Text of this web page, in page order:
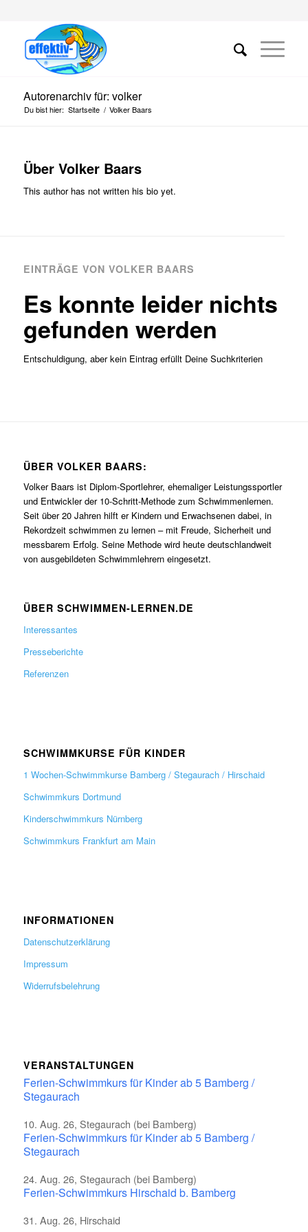
Autorenarchiv für: volker
Du bist hier: Startseite / Volker Baars
Über Volker Baars
This author has not written his bio yet.
EINTRÄGE VON VOLKER BAARS
Es konnte leider nichts
gefunden werden
Entschuldigung, aber kein Eintrag erfüllt Deine Suchkriterien
ÜBER VOLKER BAARS:
Volker Baars ist Diplom-Sportlehrer, ehemaliger Leistungssportler
und Entwickler der 10-Schritt-Methode zum Schwimmenlernen.
Seit über 20 Jahren hilft er Kindern und Erwachsenen dabei, in
Rekordzeit schwimmen zu lernen – mit Freude, Sicherheit und
messbarem Erfolg. Seine Methode wird heute deutschlandweit
von ausgebildeten Schwimmlehrern eingesetzt.
ÜBER SCHWIMMEN-LERNEN.DE
Interessantes
Presseberichte
Referenzen
SCHWIMMKURSE FÜR KINDER
1 Wochen-Schwimmkurse Bamberg / Stegaurach / Hirschaid
Schwimmkurs Dortmund
Kinderschwimmkurs Nürnberg
Schwimmkurs Frankfurt am Main
INFORMATIONEN
Datenschutzerklärung
Impressum
Widerrufsbelehrung
VERANSTALTUNGEN
Ferien-Schwimmkurs für Kinder ab 5 Bamberg /
Stegaurach
10. Aug. 26, Stegaurach (bei Bamberg)
Ferien-Schwimmkurs für Kinder ab 5 Bamberg /
Stegaurach
24. Aug. 26, Stegaurach (bei Bamberg)
Ferien-Schwimmkurs Hirschaid b. Bamberg
31. Aug. 26, Hirschaid